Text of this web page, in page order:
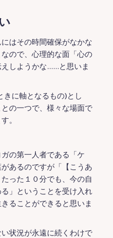
はその時間確保がなかな
ので、心理的な面「心の
しようかな……と思いま
きに軸となるもの)とし
の一つで、様々な場面で
。
の第一人者である「ケ
あるのですが「【こうあ
った１０分でも、今の自
」ということを受け入れ
ることができると思いま
状況が永遠に続くわけで